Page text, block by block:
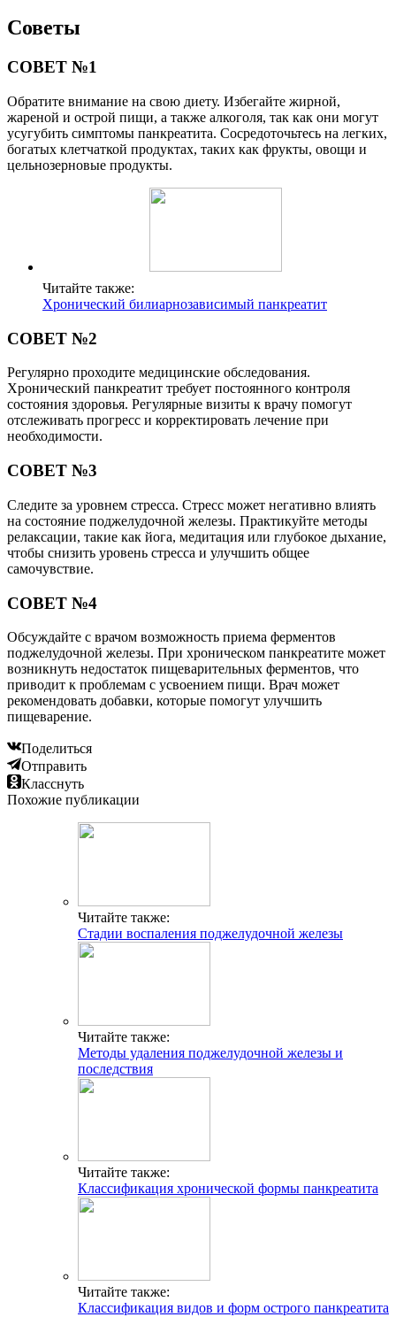
Советы
СОВЕТ №1
Обратите внимание на свою диету. Избегайте жирной,
жареной и острой пищи, а также алкоголя, так как они могут
усугубить симптомы панкреатита. Сосредоточьтесь на легких,
богатых клетчаткой продуктах, таких как фрукты, овощи и
цельнозерновые продукты.
Читайте также:
Хронический билиарнозависимый панкреатит
СОВЕТ №2
Регулярно проходите медицинские обследования.
Хронический панкреатит требует постоянного контроля
состояния здоровья. Регулярные визиты к врачу помогут
отслеживать прогресс и корректировать лечение при
необходимости.
СОВЕТ №3
Следите за уровнем стресса. Стресс может негативно влиять
на состояние поджелудочной железы. Практикуйте методы
релаксации, такие как йога, медитация или глубокое дыхание,
чтобы снизить уровень стресса и улучшить общее
самочувствие.
СОВЕТ №4
Обсуждайте с врачом возможность приема ферментов
поджелудочной железы. При хроническом панкреатите может
возникнуть недостаток пищеварительных ферментов, что
приводит к проблемам с усвоением пищи. Врач может
рекомендовать добавки, которые помогут улучшить
пищеварение.
Поделиться
Отправить
Класснуть
Похожие публикации
Читайте также:
Стадии воспаления поджелудочной железы
Читайте также:
Методы удаления поджелудочной железы и
последствия
Читайте также:
Классификация хронической формы панкреатита
Читайте также:
Классификация видов и форм острого панкреатита